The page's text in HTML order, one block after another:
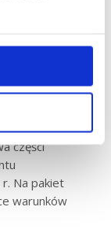
zgodnie
wynikała
części
Na pakiet
warunków